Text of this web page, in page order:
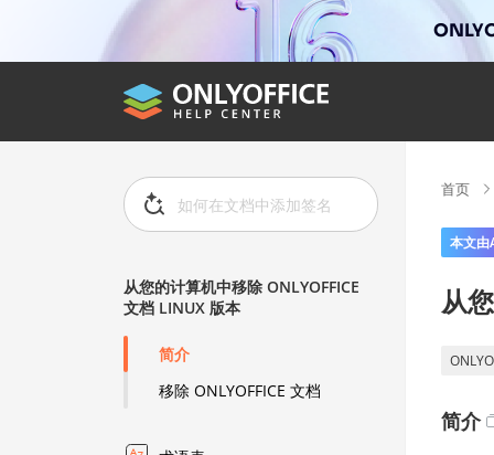
从您的计算机中移除 ONLYOFFICE
文档 LINUX 版本
简介
移除 ONLYOFFICE 文档
首页
本文由
从
简介